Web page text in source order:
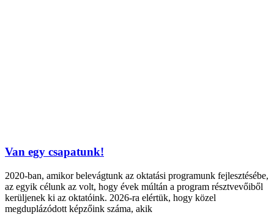
Van egy csapatunk!
2020-ban, amikor belevágtunk az oktatási programunk fejlesztésébe,
az egyik célunk az volt, hogy évek múltán a program résztvevőiből
kerüljenek ki az oktatóink. 2026-ra elértük, hogy közel
megduplázódott képzőink száma, akik